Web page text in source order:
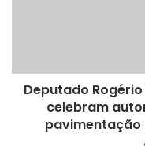
autorização
para
licitação
Deputado
celebram
pavimentação